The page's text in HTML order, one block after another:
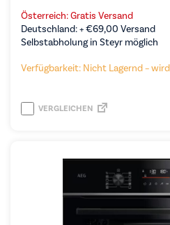
Österreich: Gratis Versand
Deutschland: +€69,00 Versand
Selbstabholung in Steyr möglich
Verfügbarkeit: Nicht Lagernd –
VERGLEICHEN